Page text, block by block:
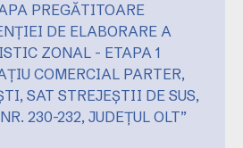
PREGĂTITOARE
DE ELABORARE A
ZONAL - ETAPA 1
COMERCIAL PARTER,
SAT STREJEȘTII DE SUS,
230-232, JUDEȚUL OLT”